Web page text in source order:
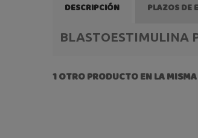
DESCRIPCIÓN PLAZOS DE
BLASTOESTIMULINA
1 OTRO PRODUCTO EN LA